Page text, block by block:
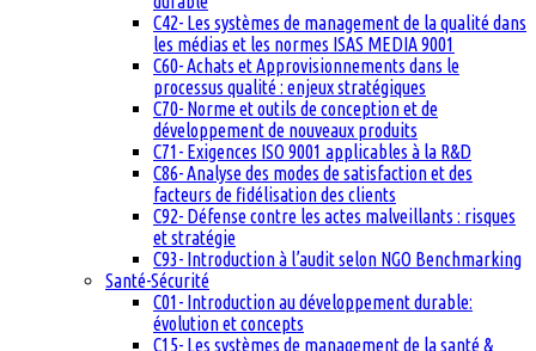
C42- Les systèmes de management de la qualité dans
les médias et les normes ISAS MEDIA 9001
C60- Achats et Approvisionnements dans le
processus qualité : enjeux stratégiques
C70- Norme et outils de conception et de
développement de nouveaux produits
C71- Exigences ISO 9001 applicables à la R&D
C86- Analyse des modes de satisfaction et des
facteurs de fidélisation des clients
C92- Défense contre les actes malveillants : risques
et stratégie
C93- Introduction à l’audit selon NGO Benchmarking
Santé-Sécurité
C01- Introduction au développement durable:
évolution et concepts
C15- Les systèmes de management de la santé &